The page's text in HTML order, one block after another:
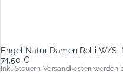
Engel Natur Damen Rolli W/S,
74,50 €
Inkl. Steuern. Versandkosten